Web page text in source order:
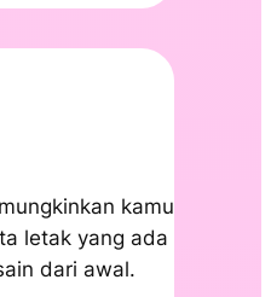
kamu
letak yang ada
dari awal.